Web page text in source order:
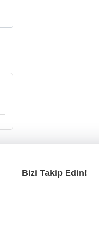
Bizi Takip Edin!